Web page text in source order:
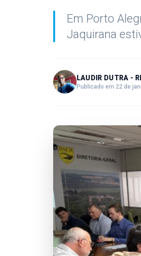
Em Porto
Jaquirana
LAUDIR DUTRA -
Publicado em 22 de